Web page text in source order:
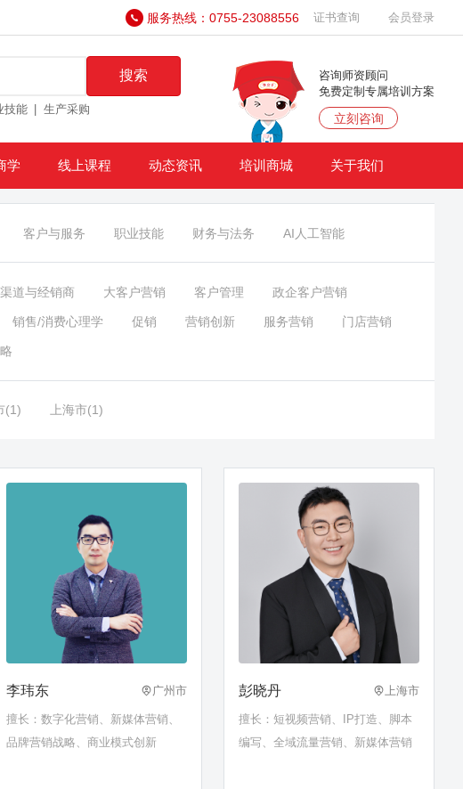
服务热线：0755-23088556 证书查询 会员登录
搜索
技能 生产采购
咨询师资顾问
免费定制专属培训方案
立刻咨询
学 线上课程 动态资讯 培训商城 关于我们
客户与服务 职业技能 财务与法务 AI人工智能
渠道与经销商 大客户营销 客户管理 政企客户营销
销售/消费心理学 促销 营销创新 服务营销 门店营销
(1) 上海市(1)
李玮东 广州市
擅长：数字化营销、新媒体营销、
品牌营销战略、商业模式创新
彭晓丹 上海市
擅长：短视频营销、IP打造、脚本
编写、全域流量营销、新媒体营销